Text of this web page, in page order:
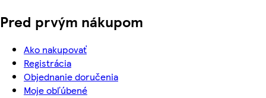
Pred prvým nákupom
Ako nakupovať
Registrácia
Objednanie doručenia
Moje obľúbené